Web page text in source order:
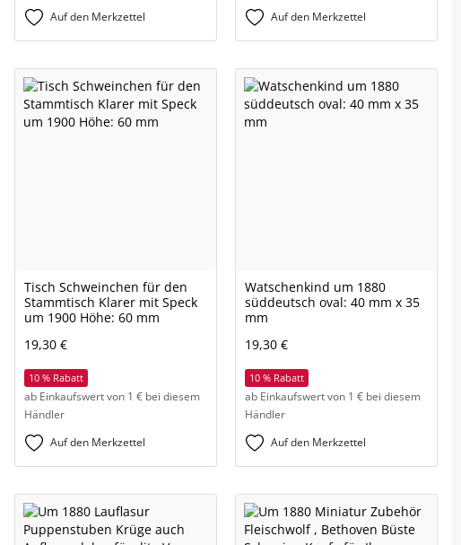
Auf den Merkzettel Auf den Merkzettel
Tisch Schweinchen für den
Stammtisch Klarer mit Speck
um 1900 Höhe: 60 mm
19,30 €
10 % Rabatt
ab Einkaufswert von 1 € bei diesem
Händler
Auf den Merkzettel
Watschenkind um 1880
süddeutsch oval: 40 mm x 35
mm
19,30 €
10 % Rabatt
ab Einkaufswert von 1 € bei diesem
Händler
Auf den Merkzettel